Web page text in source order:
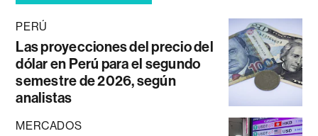
PERÚ
Las proyecciones del precio del
dólar en Perú para el segundo
semestre de 2026, según
analistas
MERCADOS